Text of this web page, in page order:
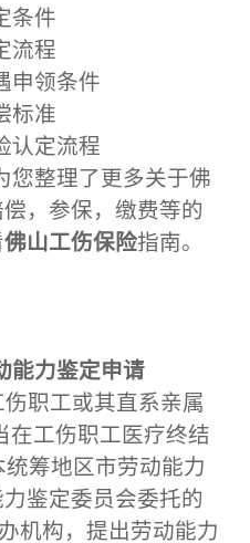
件
程
领条件
准
定流程
您整理了更多关于佛
，参保，缴费等的
佛山工伤保险指南。
能力鉴定申请
职工或其直系亲属
在工伤职工医疗终结
筹地区市劳动能力
鉴定委员会委托的
机构，提出劳动能力